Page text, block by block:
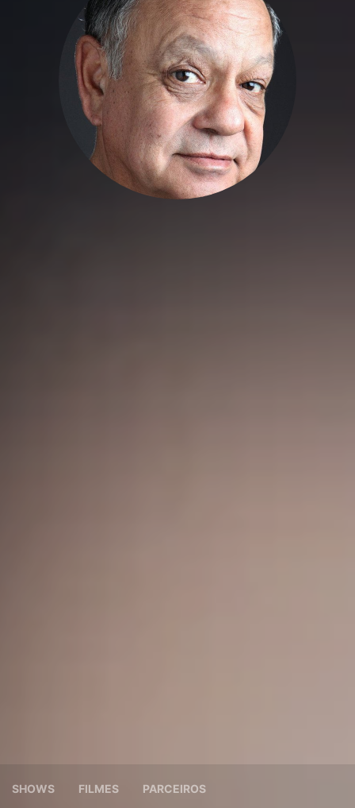
SHOWS FILMES PARCEIROS